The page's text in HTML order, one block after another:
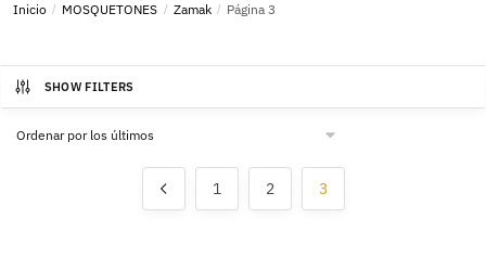
Inicio / MOSQUETONES / Zamak / Página 3
SHOW FILTERS
1 2 3